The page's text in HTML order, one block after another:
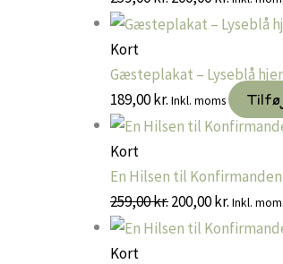
oprindelige
var:
259,00 kr..
aktuelle
er:
200,00
Kort
Gæsteplakat – Lyseblå
189,00kr. Inkl. moms
Kort
En Hilsen til
259,00kr.Den
oprindelige
200,00kr.Den
aktuelle
Inkl.
Kort